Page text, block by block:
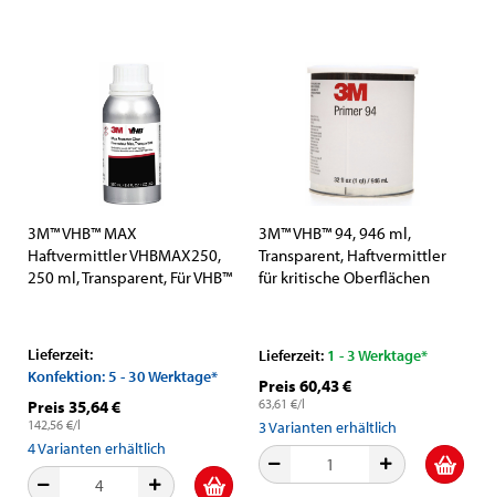
3M™ VHB™ MAX
Haftvermittler VHBMAX250,
250 ml, Transparent, Für VHB™
Klebeleistung
Lieferzeit:
Konfektion: 5 - 30 Werktage*
Preis 35,64 €
142,56 €/l
4Varianten erhältlich
3M™ VHB™ 94, 946 ml,
Transparent, Haftvermittler
für kritische Oberflächen
Lieferzeit: 1 - 3 Werktage*
Preis 60,43 €
63,61 €/l
3Varianten erhältlich